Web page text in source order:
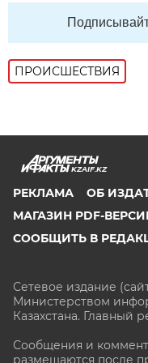
ПРОИСШЕСТВИЯ
KZAIF.KZ
РЕКЛАМА
ОБ
МАГАЗИН PDF-
СООБЩИТЬ В
Сетевое издание
Министерством
Казахстана. Главный
Сообщения и
размещаются после